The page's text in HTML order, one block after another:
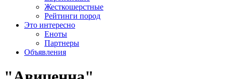
Жесткошерстные
Рейтинги пород
Это интересно
Еноты
Партнеры
Объявления